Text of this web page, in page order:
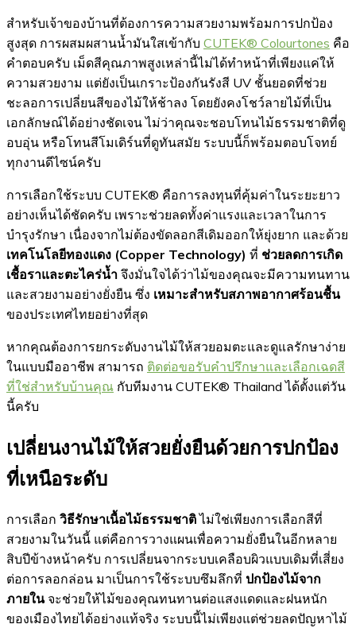
สำหรับเจ้าของบ้านที่ต้องการความสวยงามพร้อมการปกป้อง
สูงสุด การผสมผสานน้ำมันใสเข้ากับ CUTEK® Colourtones คือ
คำตอบครับ เม็ดสีคุณภาพสูงเหล่านี้ไม่ได้ทำหน้าที่เพียงแค่ให้
ความสวยงาม แต่ยังเป็นเกราะป้องกันรังสี UV ชั้นยอดที่ช่วย
ชะลอการเปลี่ยนสีของไม้ให้ช้าลง โดยยังคงโชว์ลายไม้ที่เป็น
เอกลักษณ์ได้อย่างชัดเจน ไม่ว่าคุณจะชอบโทนไม้ธรรมชาติที่ดู
อบอุ่น หรือโทนสีโมเดิร์นที่ดูทันสมัย ระบบนี้ก็พร้อมตอบโจทย์
ทุกงานดีไซน์ครับ
การเลือกใช้ระบบ CUTEK® คือการลงทุนที่คุ้มค่าในระยะยาว
อย่างเห็นได้ชัดครับ เพราะช่วยลดทั้งค่าแรงและเวลาในการ
บำรุงรักษา เนื่องจากไม่ต้องขัดลอกสีเดิมออกให้ยุ่งยาก และด้วย
เทคโนโลยีทองแดง (Copper Technology) ที่ ช่วยลดการเกิด
เชื้อราและตะไคร่น้ำ จึงมั่นใจได้ว่าไม้ของคุณจะมีความทนทาน
และสวยงามอย่างยั่งยืน ซึ่ง เหมาะสำหรับสภาพอากาศร้อนชื้น
ของประเทศไทยอย่างที่สุด
หากคุณต้องการยกระดับงานไม้ให้สวยอมตะและดูแลรักษาง่าย
ในแบบมืออาชีพ สามารถ ติดต่อขอรับคำปรึกษาและเลือกเฉดสี
ที่ใช่สำหรับบ้านคุณ กับทีมงาน CUTEK® Thailand ได้ตั้งแต่วัน
นี้ครับ
เปลี่ยนงานไม้ให้สวยยั่งยืนด้วยการปกป้อง
ที่เหนือระดับ
การเลือก วิธีรักษาเนื้อไม้ธรรมชาติไม่ใช่เพียงการเลือกสีที่
สวยงามในวันนี้ แต่คือการวางแผนเพื่อความยั่งยืนในอีกหลาย
สิบปีข้างหน้าครับ การเปลี่ยนจากระบบเคลือบผิวแบบเดิมที่เสี่ยง
ต่อการลอกล่อน มาเป็นการใช้ระบบซึมลึกที่ ปกป้องไม้จาก
ภายในจะช่วยให้ไม้ของคุณทนทานต่อแสงแดดและฝนหนัก
ของเมืองไทยได้อย่างแท้จริง ระบบนี้ไม่เพียงแต่ช่วยลดปัญหาไม้